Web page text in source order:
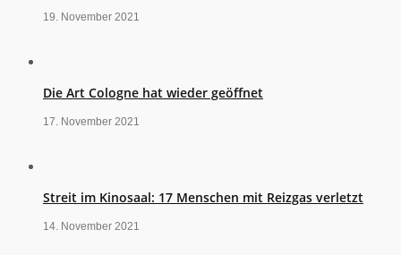
19. November 2021
Die Art Cologne hat wieder geöffnet
17. November 2021
Streit im Kinosaal: 17 Menschen mit Reizgas verletzt
14. November 2021